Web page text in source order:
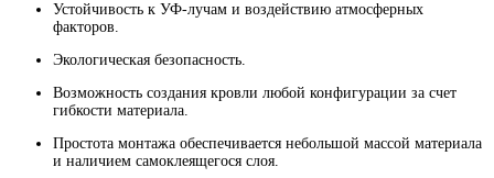
Устойчивость к УФ-лучам и воздействию атмосферных
факторов.
Экологическая безопасность.
Возможность создания кровли любой конфигурации за счет
гибкости материала.
Простота монтажа обеспечивается небольшой массой материала
и наличием самоклеящегося слоя.